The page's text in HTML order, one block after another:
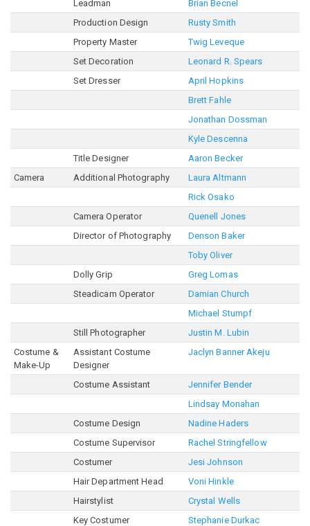
Leadman
Brian Becnel
Production Design
Rusty Smith
Property Master
Twig Leveque
Set Decoration
Leonard R. Spears
Set Dresser
April Hopkins
Brett Fahle
Jonathan Dossman
Kyle Descenna
Title Designer
Aaron Becker
Camera
Additional Photography
Laura Altmann
Rick Osako
Camera Operator
Quenell Jones
Director of Photography
Denson Baker
Toby Oliver
Dolly Grip
Greg Lomas
Steadicam Operator
Damian Church
Michael Stumpf
Still Photographer
Justin M. Lubin
Costume &
Make-Up
Assistant Costume
Designer
Jaclyn Banner Akeju
Costume Assistant
Jennifer Bender
Lindsay Monahan
Costume Design
Nadine Haders
Costume Supervisor
Rachel Stringfellow
Costumer
Jesi Johnson
Hair Department Head
Voni Hinkle
Hairstylist
Crystal Wells
Key Costumer
Stephanie Durkac